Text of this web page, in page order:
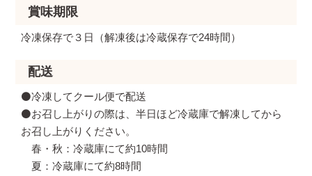
賞味期限
冷凍保存で３日（解凍後は冷蔵保存で24時間）
配送
⚫️冷凍してクール便で配送
⚫️お召し上がりの際は、半日ほど冷蔵庫で解凍してから
お召し上がりください。
春・秋：冷蔵庫にて約10時間
夏：冷蔵庫にて約8時間